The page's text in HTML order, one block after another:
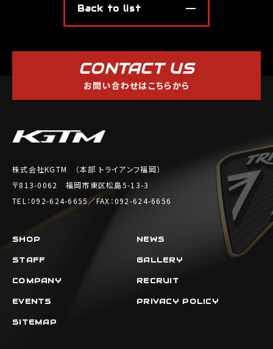
Back to list
CONTACT US
お問い合わせはこちらから
株式会社KGTM （本部 トライアンフ福岡）
〒813-0062 福岡市東区松島5-13-3
TEL：092-624-6655／FAX：092-624-6656
SHOP
STAFF
COMPANY
EVENTS
SITEMAP
NEWS
GALLERY
RECRUIT
PRIVACY POLICY